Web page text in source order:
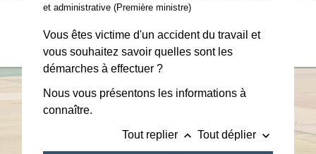
et administrative (Première ministre)
Vous êtes victime d'un accident du travail et
vous souhaitez savoir quelles sont les
démarches à effectuer ?
Nous vous présentons les informations à
connaître.
Tout replier keyboard_arrow_up Tout déplier keyboard_arrow_down